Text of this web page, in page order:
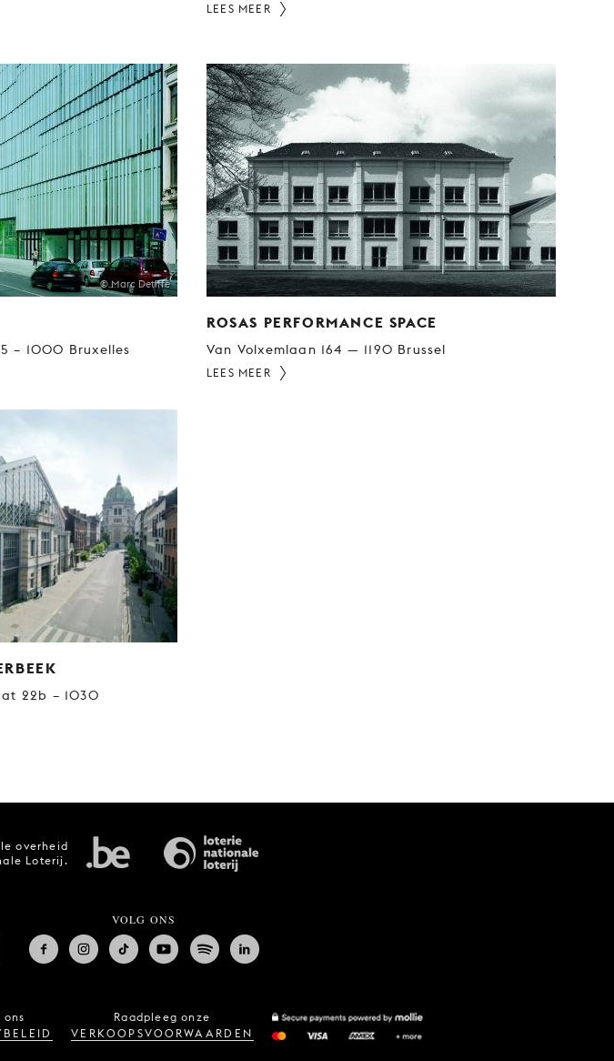
LEES MEER
© Marc Detiffe
– 1000 Bruxelles
ROSAS PERFORMANCE SPACE
Van Volxemlaan 164 — 1190 Brussel
LEES MEER
22b – 1030
overheid
Loterij.
VOLG ONS
ons
Raadpleeg onze
VERKOOPSVOORWAARDEN